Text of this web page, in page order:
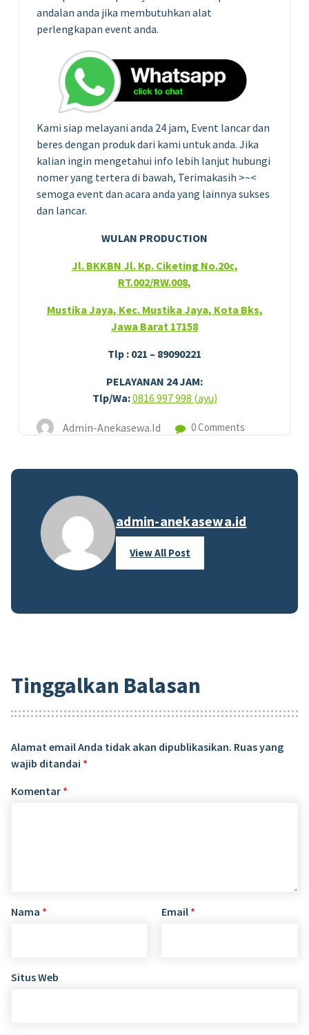
andalan anda jika membutuhkan alat
perlengkapan event anda.
Kami siap melayani anda 24 jam, Event lancar dan
beres dengan produk dari kami untuk anda. Jika
kalian ingin mengetahui info lebih lanjut hubungi
nomer yang tertera di bawah, Terimakasih >~<
semoga event dan acara anda yang lainnya sukses
dan lancar.
WULAN PRODUCTION
Jl. BKKBN Jl. Kp. Ciketing No.20c,
RT.002/RW.008,
Mustika Jaya, Kec. Mustika Jaya, Kota Bks,
Jawa Barat 17158
Tlp : 021 – 89090221
PELAYANAN 24 JAM:
Tlp/Wa:0816 997 998 (ayu)
Admin-Anekasewa.id 0 Comments
admin-anekasewa.id
View All Post
Tinggalkan Balasan
Alamat email Anda tidak akan dipublikasikan. Ruas yang
wajib ditandai *
Komentar *
Nama * Email *
Situs Web